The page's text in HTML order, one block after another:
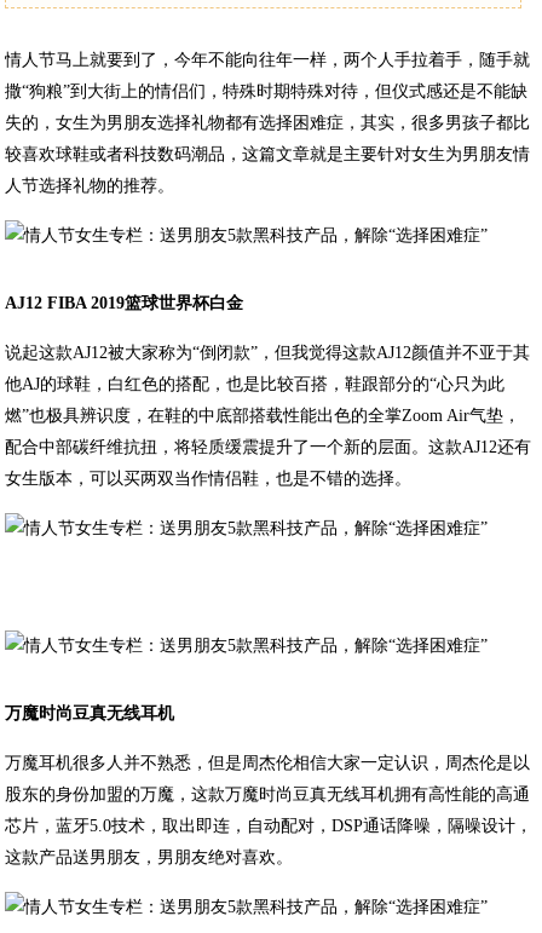
情人节马上就要到了，今年不能向往年一样，两个人手拉着手，随手就
撒“狗粮”到大街上的情侣们，特殊时期特殊对待，但仪式感还是不能缺
失的，女生为男朋友选择礼物都有选择困难症，其实，很多男孩子都比
较喜欢球鞋或者科技数码潮品，这篇文章就是主要针对女生为男朋友情
人节选择礼物的推荐。
AJ12 FIBA 2019篮球世界杯白金
说起这款AJ12被大家称为“倒闭款”，但我觉得这款AJ12颜值并不亚于其
他AJ的球鞋，白红色的搭配，也是比较百搭，鞋跟部分的“心只为此
燃”也极具辨识度，在鞋的中底部搭载性能出色的全掌Zoom Air气垫，
配合中部碳纤维抗扭，将轻质缓震提升了一个新的层面。这款AJ12还有
女生版本，可以买两双当作情侣鞋，也是不错的选择。
万魔时尚豆真无线耳机
万魔耳机很多人并不熟悉，但是周杰伦相信大家一定认识，周杰伦是以
股东的身份加盟的万魔，这款万魔时尚豆真无线耳机拥有高性能的高通
芯片，蓝牙5.0技术，取出即连，自动配对，DSP通话降噪，隔噪设计，
这款产品送男朋友，男朋友绝对喜欢。